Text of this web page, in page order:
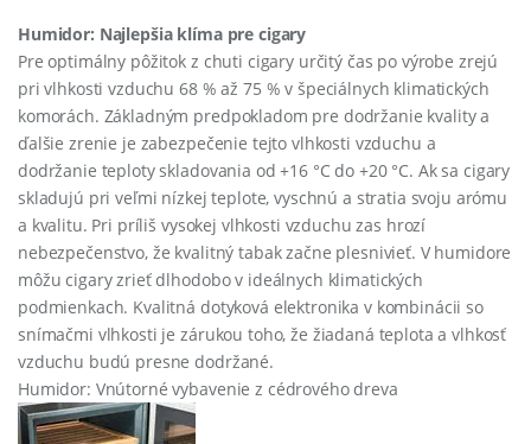
Humidor: Najlepšia klíma pre cigary
Pre optimálny pôžitok z chuti cigary určitý čas po výrobe zrejú
pri vlhkosti vzduchu 68 % až 75 % v špeciálnych klimatických
komorách. Základným predpokladom pre dodržanie kvality a
ďalšie zrenie je zabezpečenie tejto vlhkosti vzduchu a
dodržanie teploty skladovania od +16 °C do +20 °C. Ak sa cigary
skladujú pri veľmi nízkej teplote, vyschnú a stratia svoju arómu
a kvalitu. Pri príliš vysokej vlhkosti vzduchu zas hrozí
nebezpečenstvo, že kvalitný tabak začne plesnivieť. V humidore
môžu cigary zrieť dlhodobo v ideálnych klimatických
podmienkach. Kvalitná dotyková elektronika v kombinácii so
snímačmi vlhkosti je zárukou toho, že žiadaná teplota a vlhkosť
vzduchu budú presne dodržané.
Humidor: Vnútorné vybavenie z cédrového dreva